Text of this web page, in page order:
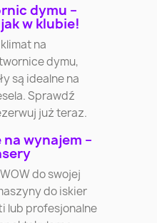
dymu –
w klubie!
na
dymu,
są idealne na
Sprawdź
już teraz.
wynajem –
do swojej
do iskier
lub profesjonalne